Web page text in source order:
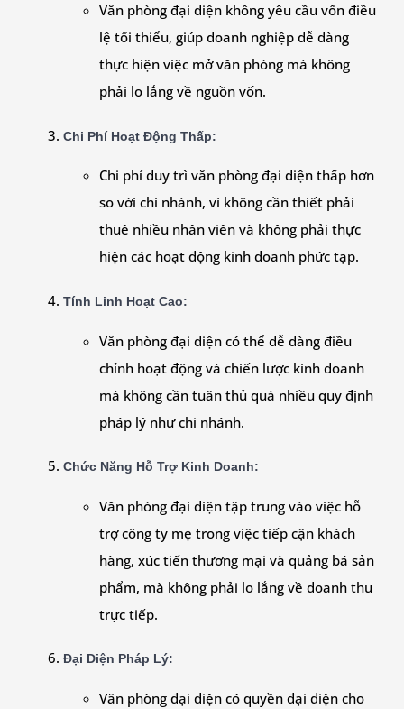
Văn phòng đại diện không yêu cầu vốn điều
lệ tối thiểu, giúp doanh nghiệp dễ dàng
thực hiện việc mở văn phòng mà không
phải lo lắng về nguồn vốn.
Chi Phí Hoạt Động Thấp:
Chi phí duy trì văn phòng đại diện thấp hơn
so với chi nhánh, vì không cần thiết phải
thuê nhiều nhân viên và không phải thực
hiện các hoạt động kinh doanh phức tạp.
Tính Linh Hoạt Cao:
Văn phòng đại diện có thể dễ dàng điều
chỉnh hoạt động và chiến lược kinh doanh
mà không cần tuân thủ quá nhiều quy định
pháp lý như chi nhánh.
Chức Năng Hỗ Trợ Kinh Doanh:
Văn phòng đại diện tập trung vào việc hỗ
trợ công ty mẹ trong việc tiếp cận khách
hàng, xúc tiến thương mại và quảng bá sản
phẩm, mà không phải lo lắng về doanh thu
trực tiếp.
Đại Diện Pháp Lý:
Văn phòng đại diện có quyền đại diện cho